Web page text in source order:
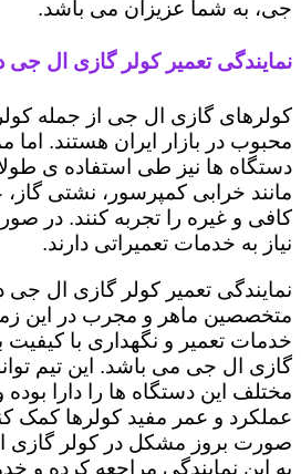
جی، به شما عزیزان می باشد.
نمایندگی تعمیر کولر گازی ال جی
کولرهای گازی ال جی از جمله
محبوب در بازار ایران هستند.
دستگاه ها نیز طی استفاده ی
مانند خرابی کمپرسور، نشتی
کافی و غیره را تجربه کنند. در
نیاز به خدمات تعمیراتی دارند.
نمایندگی تعمیر کولر گازی ال جی
متخصصین ماهر و مجرب در این
خدمات تعمیر و نگهداری با کیفیت
گازی ال جی می باشد. این تیم
مختلف این دستگاه ها را دارا بوده
عملکرد و عمر مفید کولرها کمک
صورت بروز مشکل در کولر گازی
به این نمایندگی مراجعه کرده و